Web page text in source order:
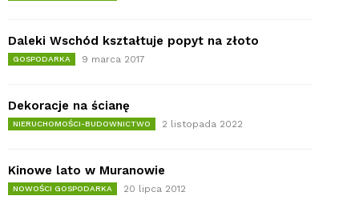
Daleki Wschód kształtuje popyt na złoto
GOSPODARKA 9 marca 2017
Dekoracje na ścianę
NIERUCHOMOŚCI-BUDOWNICTWO 2 listopada 2022
Kinowe lato w Muranowie
NOWOŚCI GOSPODARKA 20 lipca 2012